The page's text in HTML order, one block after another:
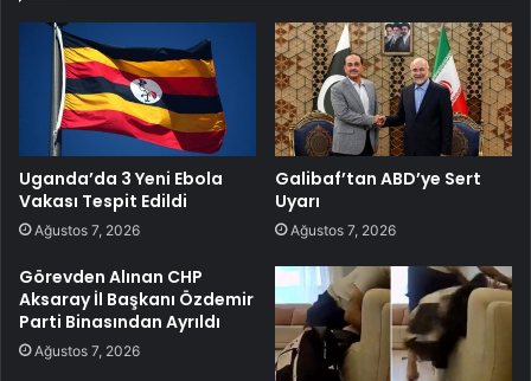
Uganda’da 3 Yeni Ebola
Vakası Tespit Edildi
Ağustos 7, 2026
Galibaf’tan ABD’ye Sert
Uyarı
Ağustos 7, 2026
Görevden Alınan CHP
Aksaray İl Başkanı Özdemir
Parti Binasından Ayrıldı
Ağustos 7, 2026